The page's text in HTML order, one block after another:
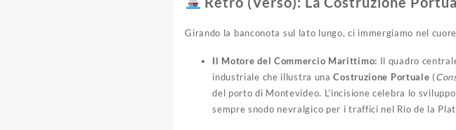
Girando la banconota sul lato lungo, ci immergiamo nel
Il Motore del Commercio Marittimo: Il quadro
industriale che illustra unaCostruzione Portuale (
del porto di Montevideo. L’incisione celebra lo
sempre snodo nevralgico per i traffici nel Rio de la